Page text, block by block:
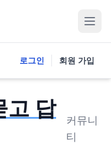
로그인 회원 가입
고 답
커뮤니
티